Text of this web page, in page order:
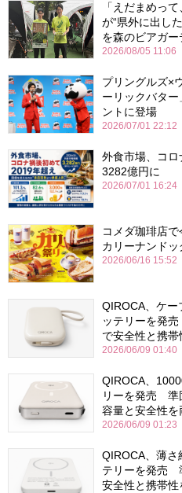
「えだまめっ
が“県外に出し
を森のビアガー
2026/08/05 11:06
プリングルズ×
ーリックバタ
ントに登場
2026/07/01 22:12
外食市場、コ
3282億円に
2026/07/01 16:24
コメダ珈琲店
カリーナンド
2026/06/16 15:52
QIROCA、ケ
ッテリーを発
で安全性と携帯
2026/06/09 01:40
QIROCA、
リーを発売 準
容量と安全性を
2026/06/09 01:23
QIROCA、薄さ
テリーを発売
安全性と携帯性